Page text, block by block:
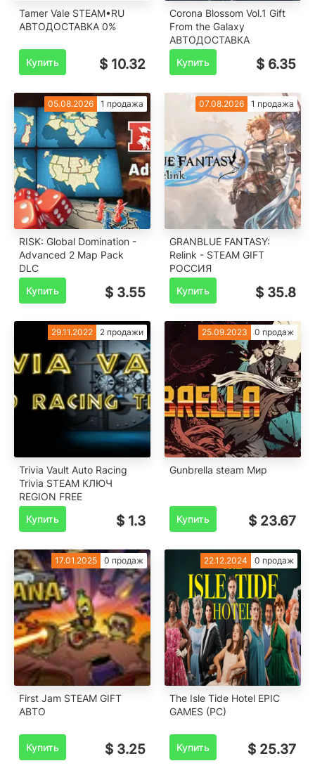
Tamer Vale STEAM•RU
️АВТОДОСТАВКА 0%
Купить $ 10.32
Corona Blossom Vol.1 Gift
From the Galaxy
АВТОДОСТАВКА
Купить
$ 6.35
05.08.2026 1 продажа
RISK: Global Domination -
Advanced 2 Map Pack
DLC
Купить
$ 3.55
07.08.2026 1 продажа
GRANBLUE FANTASY:
Relink - STEAM GIFT
РОССИЯ
Купить
$ 35.8
29.11.2022 2 продажи
Trivia Vault Auto Racing
Trivia STEAM КЛЮЧ
REGION FREE
Купить
$ 1.3
25.09.2023 0 продаж
Gunbrella steam Мир
Купить $ 23.67
17.01.2025 0 продаж
First Jam STEAM GIFT
АВТО
Купить $ 3.25
22.12.2024 0 продаж
The Isle Tide Hotel EPIC
GAMES (PC)
Купить $ 25.37